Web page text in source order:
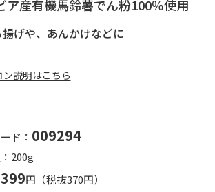
ア産有機馬鈴薯でん粉100％使用
げや、あんかけなどに
ン説明はこちら
ド： 009294
200g
399円（税抜370円）